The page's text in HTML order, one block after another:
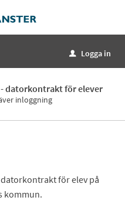
u Logga in
datorkontrakt för elever
inloggning
för elev på
kommun.